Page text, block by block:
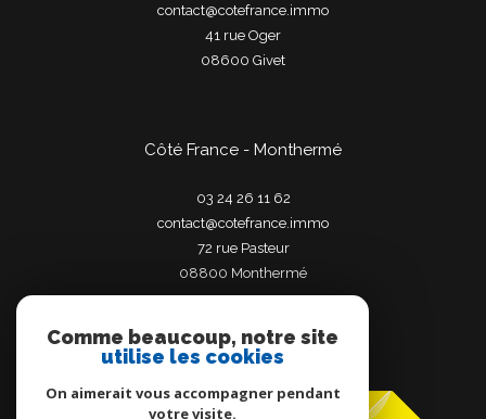
contact@cotefrance.immo
41 rue Oger
08600
givet
Côté France - Monthermé
03 24 26 11 62
contact@cotefrance.immo
72 rue Pasteur
08800
monthermé
Adhérents
Comme beaucoup, notre site
utilise les cookies
On aimerait vous accompagner pendant
votre visite.